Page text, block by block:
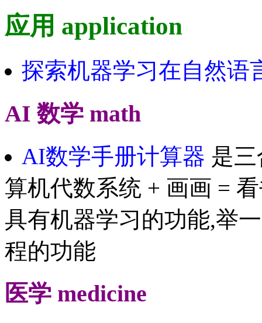
应用 application
探索机器学习在自然语
AI 数学 math
AI数学手册计算器 是
算机代数系统 + 画画 =
具有机器学习的功能,举
程的功能
医学 medicine